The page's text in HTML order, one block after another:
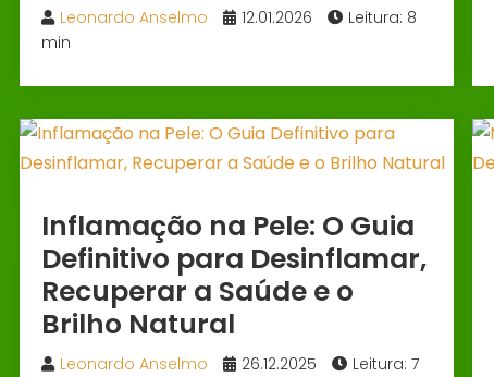
Leonardo Anselmo 12.01.2026
Leitura: 8
min
Inflamação na Pele: O Guia
Definitivo para Desinflamar,
Recuperar a Saúde e o
Brilho Natural
Leonardo Anselmo 26.12.2025
Leitura: 7